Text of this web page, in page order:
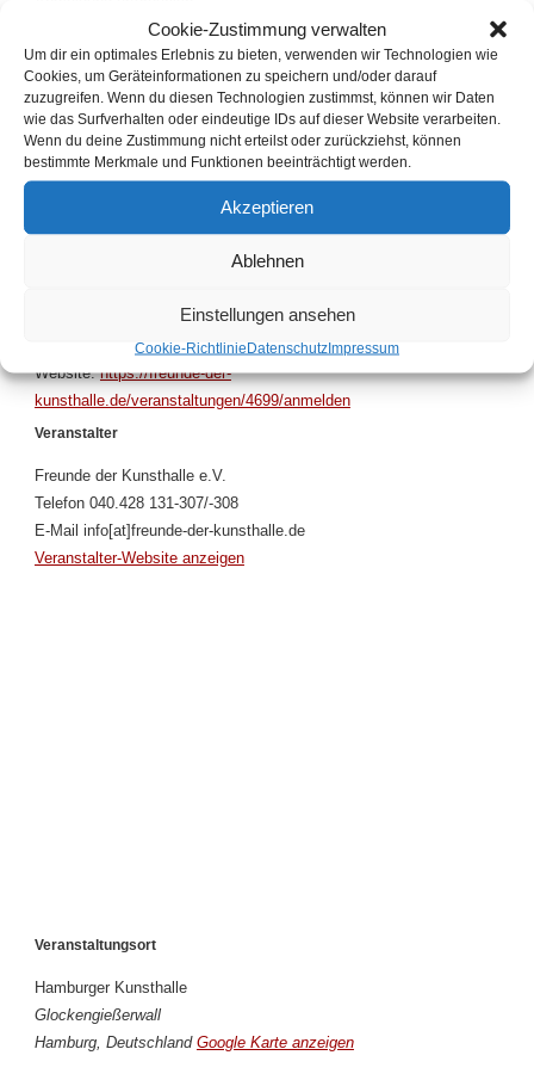
Cookie-Zustimmung verwalten
Um dir ein optimales Erlebnis zu bieten, verwenden wir Technologien wie
Cookies, um Geräteinformationen zu speichern und/oder darauf
zuzugreifen. Wenn du diesen Technologien zustimmst, können wir Daten
wie das Surfverhalten oder eindeutige IDs auf dieser Website verarbeiten.
Wenn du deine Zustimmung nicht erteilst oder zurückziehst, können
bestimmte Merkmale und Funktionen beeinträchtigt werden.
Akzeptieren
Ablehnen
Einstellungen ansehen
Cookie-RichtlinieDatenschutzImpressum
Zum Kalender hinzufügen
Veranstaltungskategorie: Seminar
Website: https://freunde-der-
kunsthalle.de/veranstaltungen/4699/anmelden
Veranstalter
Freunde der Kunsthalle e.V.
Telefon 040.428 131-307/-308
E-Mail info[at]freunde-der-kunsthalle.de
Veranstalter-Website anzeigen
Veranstaltungsort
Hamburger Kunsthalle
Glockengießerwall
Hamburg, Deutschland Google Karte anzeigen